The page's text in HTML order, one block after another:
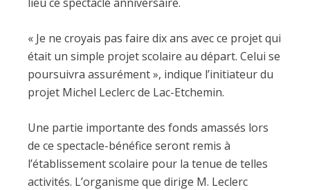
« Je ne croyais pas faire dix ans avec ce projet qui
était un simple projet scolaire au départ. Celui se
poursuivra assurément », indique l’initiateur du
projet Michel Leclerc de Lac-Etchemin.
Une partie importante des fonds amassés lors
de ce spectacle-bénéfice seront remis à
l’établissement scolaire pour la tenue de telles
activités. L’organisme que dirige M. Leclerc